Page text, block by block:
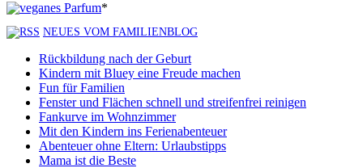
*
NEUES VOM FAMILIENBLOG
Rückbildung nach der Geburt
Kindern mit Bluey eine Freude machen
Fun für Familien
Fenster und Flächen schnell und streifenfrei reinigen
Fankurve im Wohnzimmer
Mit den Kindern ins Ferienabenteuer
Abenteuer ohne Eltern: Urlaubstipps
Mama ist die Beste